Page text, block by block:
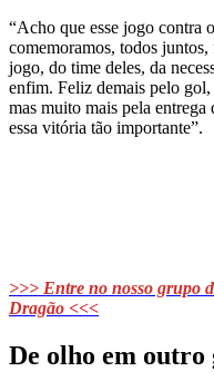
“Acho que esse jogo contra
comemoramos, todos
jogo, do time deles, da
enfim. Feliz demais pelo
mas muito mais pela entrega
essa vitória tão importante”.
>>> Entre no nosso grupo
Dragão <<<
De olho em outro